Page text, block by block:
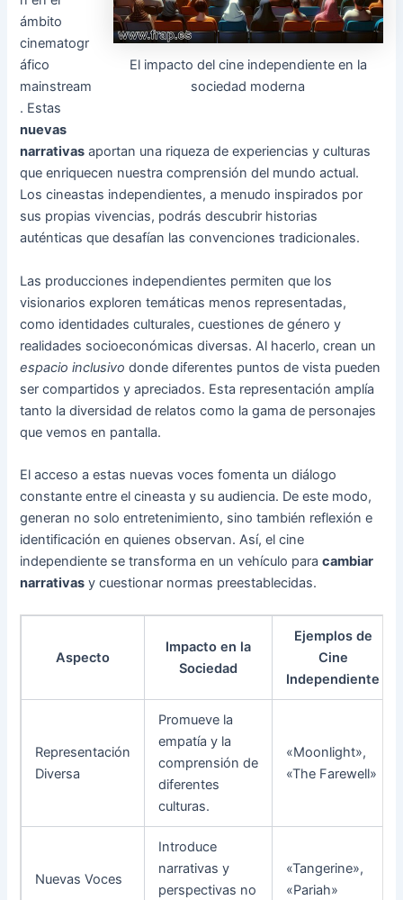
El impacto del cine independiente en la
sociedad moderna
ámbito
cinematogr
áfico
mainstream
. Estas
nuevas
narrativas aportan una riqueza de experiencias y culturas
que enriquecen nuestra comprensión del mundo actual.
Los cineastas independientes, a menudo inspirados por
sus propias vivencias, podrás descubrir historias
auténticas que desafían las convenciones tradicionales.
Las producciones independientes permiten que los
visionarios exploren temáticas menos representadas,
como identidades culturales, cuestiones de género y
realidades socioeconómicas diversas. Al hacerlo, crean un
espacio inclusivo donde diferentes puntos de vista pueden
ser compartidos y apreciados. Esta representación amplía
tanto la diversidad de relatos como la gama de personajes
que vemos en pantalla.
El acceso a estas nuevas voces fomenta un diálogo
constante entre el cineasta y su audiencia. De este modo,
generan no solo entretenimiento, sino también reflexión e
identificación en quienes observan. Así, el cine
independiente se transforma en un vehículo paracambiar
narrativas y cuestionar normas preestablecidas.
Aspecto
Impacto en la
Sociedad
Ejemplos de
Cine
Independiente
Representación
Diversa
Promueve la
empatía y la
comprensión de
diferentes
culturas.
«Moonlight»,
«The Farewell»
Nuevas Voces
Introduce
narrativas y
perspectivas no
«Tangerine»,
«Pariah»